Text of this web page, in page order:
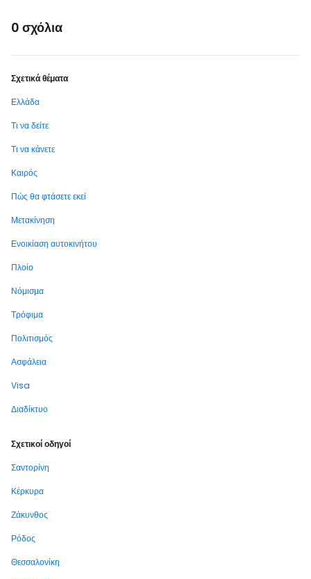
0 σχόλια
Σχετικά θέματα
Ελλάδα
Τι να δείτε
Τι να κάνετε
Καιρός
Πώς θα φτάσετε εκεί
Μετακίνηση
Ενοικίαση αυτοκινήτου
Πλοίο
Νόμισμα
Τρόφιμα
Πολιτισμός
Ασφάλεια
Visa
Διαδίκτυο
Σχετικοί οδηγοί
Σαντορίνη
Κέρκυρα
Ζάκυνθος
Ρόδος
Θεσσαλονίκη